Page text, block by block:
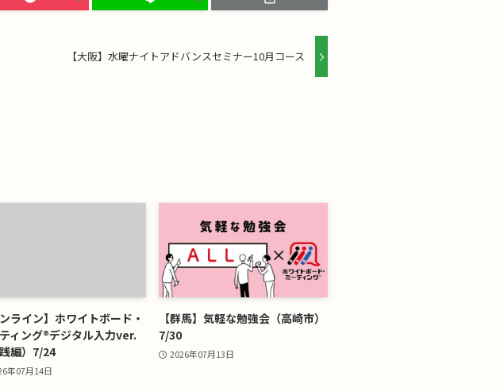
【大阪】水曜ナイトアドバンスセミナー10月コース
ンライン】ホワイトボード・
ィング®デジタル入力ver.
践編）7/24
年07月14日
【群馬】気軽な勉強会（高崎市）
7/30
2026年07月13日